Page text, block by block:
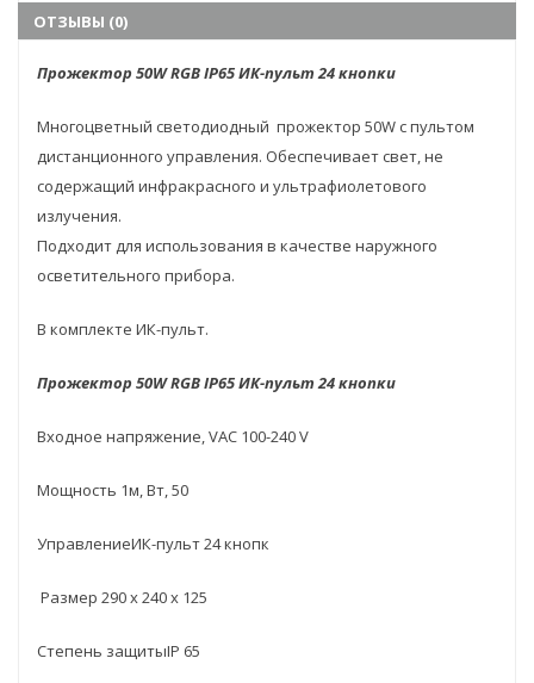
ОТЗЫВЫ (0)
Прожектор 50W RGB IP65 ИК-пульт 24 кнопки
Многоцветный светодиодный прожектор 50W с пультом
дистанционного управления. Обеспечивает свет, не
содержащий инфракрасного и ультрафиолетового
излучения.
Подходит для использования в качестве наружного
осветительного прибора.
В комплекте ИК-пульт.
Прожектор 50W RGB IP65 ИК-пульт 24 кнопки
Входное напряжение, VAC 100-240 V
Мощность 1м, Вт, 50
УправлениеИК-пульт 24 кнопк
Размер 290 х 240 х 125
Степень защитыIP 65